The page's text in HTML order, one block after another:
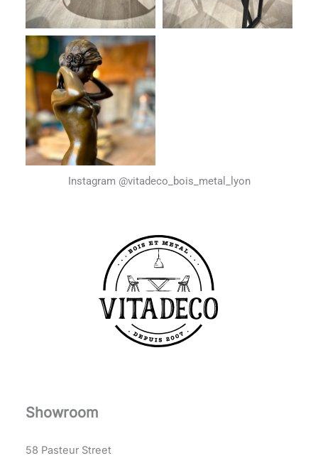
Instagram @vitadeco_bois_metal_lyon
Showroom
58 Pasteur Street